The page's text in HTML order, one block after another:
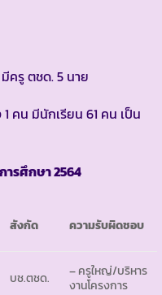
รู ตชด. 5 นาย
คน มีนักเรียน 61 คน เป็น
ารศึกษา2564
สังกัด ความรับผิดชอบ
บช.ตชด.
– ครูใหญ่/บริหาร
งานโครงการ